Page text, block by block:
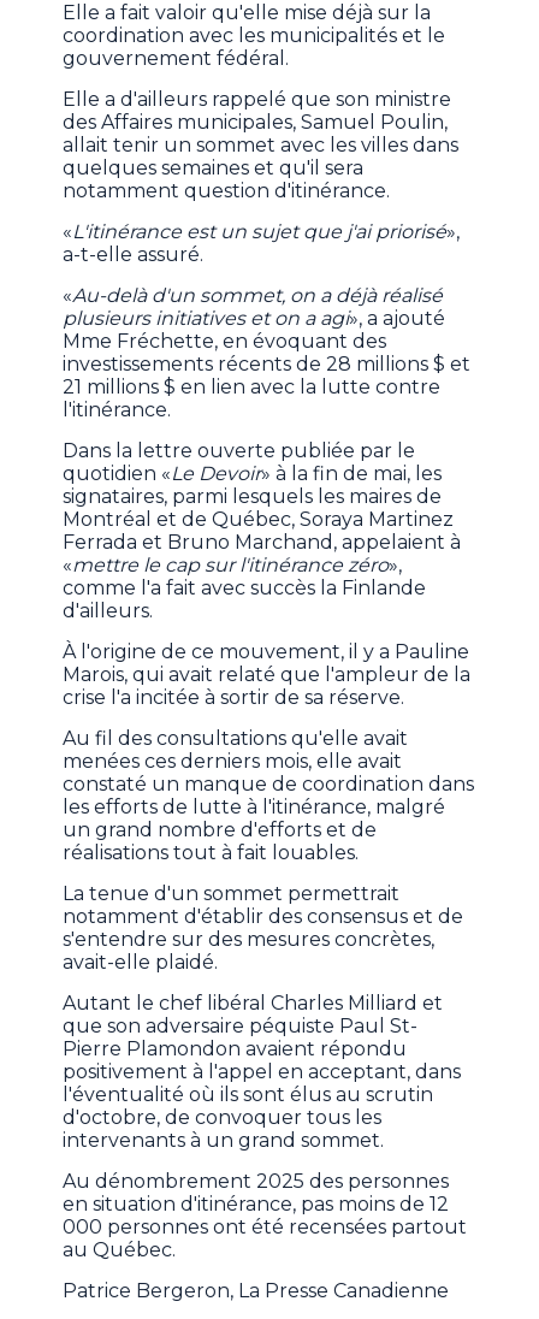
Elle a fait valoir qu'elle mise déjà sur la
coordination avec les municipalités et le
gouvernement fédéral.
Elle a d'ailleurs rappelé que son ministre
des Affaires municipales, Samuel Poulin,
allait tenir un sommet avec les villes dans
quelques semaines et qu'il sera
notamment question d'itinérance.
«L'itinérance est un sujet que j'ai priorisé»,
a-t-elle assuré.
«Au-delà d'un sommet, on a déjà réalisé
plusieurs initiatives et on a agi», a ajouté
Mme Fréchette, en évoquant des
investissements récents de 28 millions $ et
21 millions $ en lien avec la lutte contre
l'itinérance.
Dans la lettre ouverte publiée par le
quotidien «Le Devoir» à la fin de mai, les
signataires, parmi lesquels les maires de
Montréal et de Québec, Soraya Martinez
Ferrada et Bruno Marchand, appelaient à
«mettre le cap sur l'itinérance zéro»,
comme l'a fait avec succès la Finlande
d'ailleurs.
À l'origine de ce mouvement, il y a Pauline
Marois, qui avait relaté que l'ampleur de la
crise l'a incitée à sortir de sa réserve.
Au fil des consultations qu'elle avait
menées ces derniers mois, elle avait
constaté un manque de coordination dans
les efforts de lutte à l'itinérance, malgré
un grand nombre d'efforts et de
réalisations tout à fait louables.
La tenue d'un sommet permettrait
notamment d'établir des consensus et de
s'entendre sur des mesures concrètes,
avait-elle plaidé.
Autant le chef libéral Charles Milliard et
que son adversaire péquiste Paul St-
Pierre Plamondon avaient répondu
positivement à l'appel en acceptant, dans
l'éventualité où ils sont élus au scrutin
d'octobre, de convoquer tous les
intervenants à un grand sommet.
Au dénombrement 2025 des personnes
en situation d'itinérance, pas moins de 12
000 personnes ont été recensées partout
au Québec.
Patrice Bergeron, La Presse Canadienne